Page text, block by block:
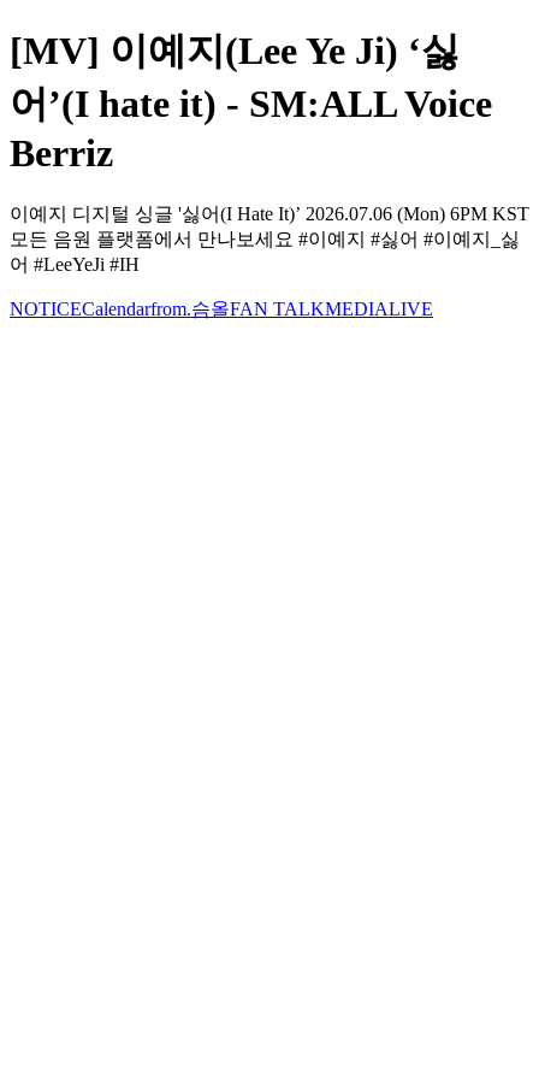
[MV] 이예지(Lee Ye Ji) ‘싫
어’(I hate it) - SM:ALL Voice
Berriz
이예지 디지털 싱글 '싫어(I Hate It)’ 2026.07.06 (Mon) 6PM KST
모든 음원 플랫폼에서 만나보세요 #이예지 #싫어 #이예지_싫
어 #LeeYeJi #IH
NOTICECalendarfrom.슴올FAN TALKMEDIALIVE